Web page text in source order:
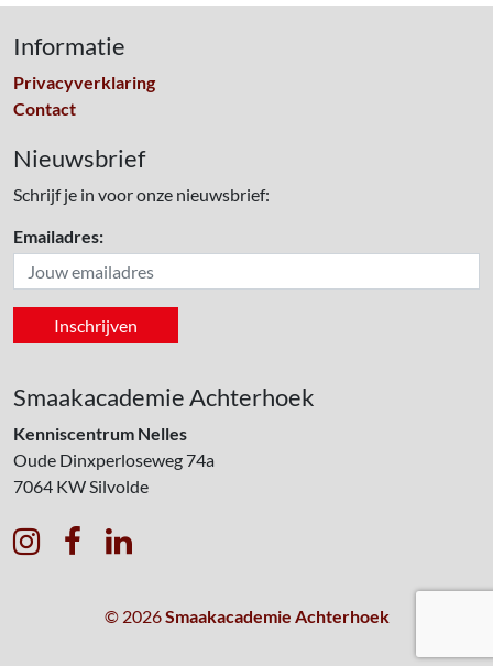
Informatie
Privacyverklaring
Contact
Nieuwsbrief
Schrijf je in voor onze nieuwsbrief:
Emailadres:
Smaakacademie Achterhoek
Kenniscentrum Nelles
Oude Dinxperloseweg 74a
7064 KWSilvolde
  
© 2026Smaakacademie Achterhoek